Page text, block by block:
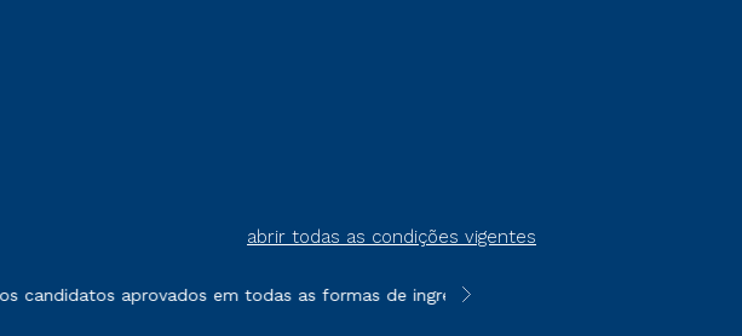
abrir todas as condições vigentes
aprovados em todas as formas de ingresso, exceto na prova on-line ou
**Semipresencial é um formato do